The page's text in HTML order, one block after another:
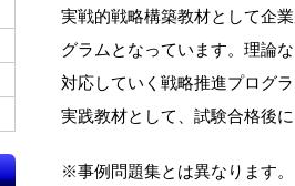
実戦的戦略構築教材として企
グラムとなっています。理論
対応していく戦略推進プログ
実践教材として、試験合格後
※事例問題集とは異なります。